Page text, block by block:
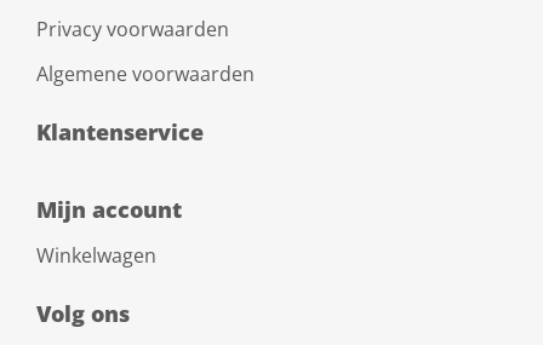
Privacy voorwaarden
Algemene voorwaarden
Klantenservice
Mijn account
Winkelwagen
Volg ons